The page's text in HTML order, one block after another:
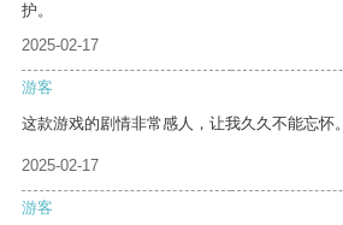
护。
2025-02-17
游客
这款游戏的剧情非常感人，让我久久不能忘怀。
2025-02-17
游客